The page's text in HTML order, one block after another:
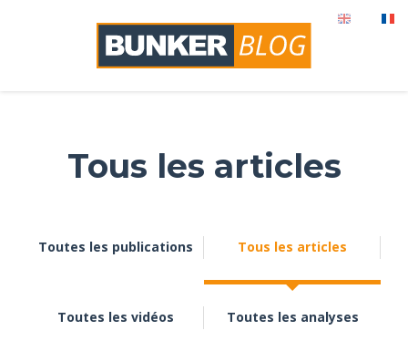
Tous les articles
Toutes les publications Tous les articles
Toutes les vidéos Toutes les analyses